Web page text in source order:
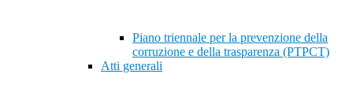
Piano triennale per la prevenzione della
corruzione e della trasparenza (PTPCT)
Atti generali